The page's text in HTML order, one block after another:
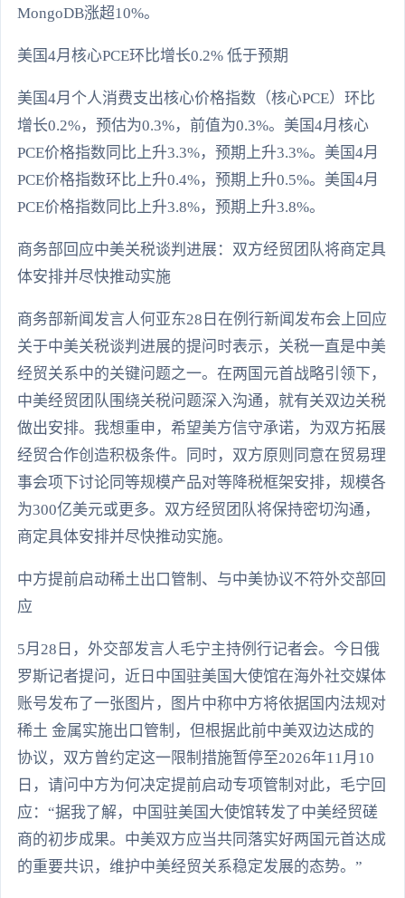
MongoDB涨超10%。
美国4月核心PCE环比增长0.2% 低于预期
美国4月个人消费支出核心价格指数（核心PCE）环比
增长0.2%，预估为0.3%，前值为0.3%。美国4月核心
PCE价格指数同比上升3.3%，预期上升3.3%。美国4月
PCE价格指数环比上升0.4%，预期上升0.5%。美国4月
PCE价格指数同比上升3.8%，预期上升3.8%。
商务部回应中美关税谈判进展：双方经贸团队将商定具
体安排并尽快推动实施
商务部新闻发言人何亚东28日在例行新闻发布会上回应
关于中美关税谈判进展的提问时表示，关税一直是中美
经贸关系中的关键问题之一。在两国元首战略引领下，
中美经贸团队围绕关税问题深入沟通，就有关双边关税
做出安排。我想重申，希望美方信守承诺，为双方拓展
经贸合作创造积极条件。同时，双方原则同意在贸易理
事会项下讨论同等规模产品对等降税框架安排，规模各
为300亿美元或更多。双方经贸团队将保持密切沟通，
商定具体安排并尽快推动实施。
中方提前启动稀土出口管制、与中美协议不符外交部回
应
5月28日，外交部发言人毛宁主持例行记者会。今日俄
罗斯记者提问，近日中国驻美国大使馆在海外社交媒体
账号发布了一张图片，图片中称中方将依据国内法规对
稀土 金属实施出口管制，但根据此前中美双边达成的
协议，双方曾约定这一限制措施暂停至2026年11月10
日，请问中方为何决定提前启动专项管制对此，毛宁回
应：“据我了解，中国驻美国大使馆转发了中美经贸磋
商的初步成果。中美双方应当共同落实好两国元首达成
的重要共识，维护中美经贸关系稳定发展的态势。”